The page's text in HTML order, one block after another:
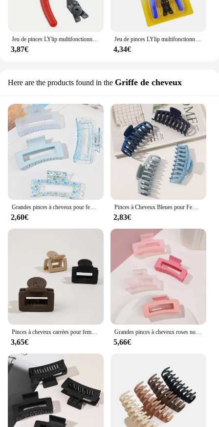
Jeu de pinces LYlip multifonctionnelles, pince à anneau à pression, pince multi-CriAJperfector, pince de retenue de tête, outils à main, 4 en 1
3,87€
Jeu de pinces LYlip multifonctionnelles, pince à anneau à pression, pince multi-CriAJperfector, pince de retenue de tête, outils à main, 4 en 1
4,34€
Here are the products found in the Griffe de cheveux
Grandes pinces à cheveux pour femmes et filles, pinces à cheveux carrées, prise de bain bleue, optique fine, 4 pièces, 256
2,60€
Pinces à Cheveux Bleues pour Femme, Optique Fine, Extra Large, Gels de Bain, 4.3 Pouces, 4 Pièces
2,83€
Pinces à cheveux carrées pour femmes et filles, pinces à cheveux fines et petites, poignée de bain non chaude, accessoires de coiffure, cadeaux pour femmes, 4 pièces
3,65€
Grandes pinces à cheveux roses non ald pour femmes et filles, pinces à gels de maintien de bain, clips optiques pour cheveux fins, grand carré 256, 3.4 po, 4 pièces
5,66€